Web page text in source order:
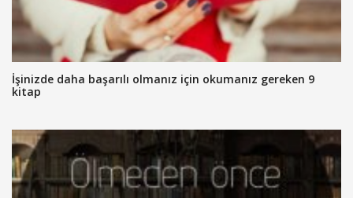
İşinizde daha başarılı olmanız için okumanız gereken 9
kitap